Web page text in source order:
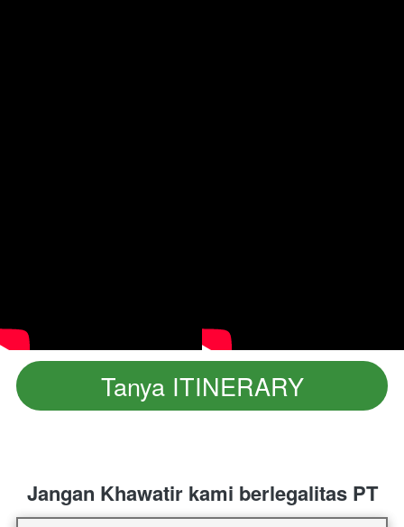
`
Tanya ITINERARY
Jangan Khawatir kami berlegalitas PT